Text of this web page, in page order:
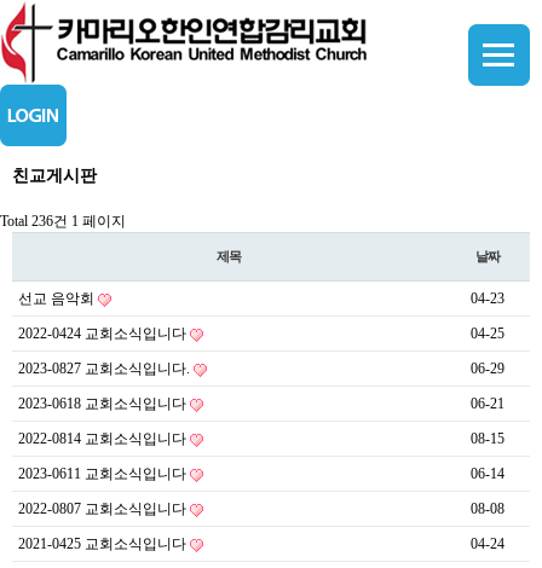
친교게시판
Total 236건 1 페이지
제목 날짜
선교 음악회 04-23
2022-0424 교회소식입니다 04-25
2023-0827 교회소식입니다. 06-29
2023-0618 교회소식입니다 06-21
2022-0814 교회소식입니다 08-15
2023-0611 교회소식입니다 06-14
2022-0807 교회소식입니다 08-08
2021-0425 교회소식입니다 04-24